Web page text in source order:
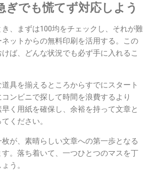
ぎでも慌てず対応しよう
、まずは100均をチェックし、それが難
ネットからの無料印刷を活用する。この
ば、どんな状況でも必ず手に入れるこ
具を揃えるところからすでにスタート
ンビニで探して時間を浪費するより
く用紙を確保し、余裕を持って文章と
ください。
が、素晴らしい文章への第一歩となる
。落ち着いて、一つひとつのマスを丁
う。